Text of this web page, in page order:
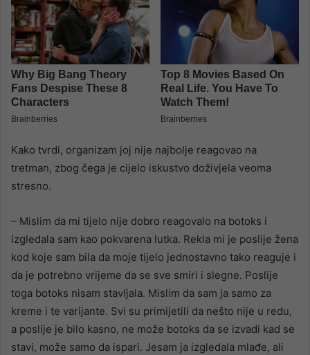
Kako tvrdi, organizam joj nije najbolje reagovao na
tretman, zbog čega je cijelo iskustvo doživjela veoma
stresno.
– Mislim da mi tijelo nije dobro reagovalo na botoks i
izgledala sam kao pokvarena lutka. Rekla mi je poslije žena
kod koje sam bila da moje tijelo jednostavno tako reaguje i
da je potrebno vrijeme da se sve smiri i slegne. Poslije
toga botoks nisam stavljala. Mislim da sam ja samo za
kreme i te varijante. Svi su primijetili da nešto nije u redu,
a poslije je bilo kasno, ne može botoks da se izvadi kad se
stavi, može samo da ispari. Jesam ja izgledala mlađe, ali